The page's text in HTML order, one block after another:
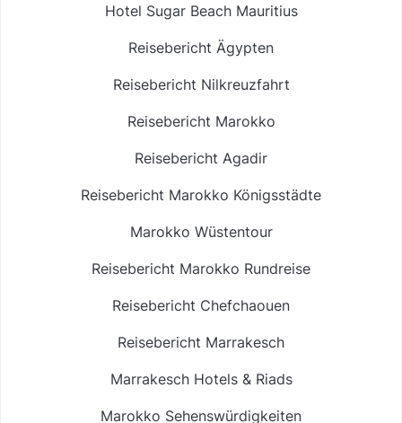
Hotel Sugar Beach Mauritius
Reisebericht Ägypten
Reisebericht Nilkreuzfahrt
Reisebericht Marokko
Reisebericht Agadir
Reisebericht Marokko Königsstädte
Marokko Wüstentour
Reisebericht Marokko Rundreise
Reisebericht Chefchaouen
Reisebericht Marrakesch
Marrakesch Hotels & Riads
Marokko Sehenswürdigkeiten